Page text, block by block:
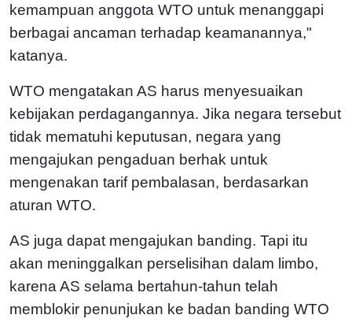
kemampuan anggota WTO untuk menanggapi
berbagai ancaman terhadap keamanannya,"
katanya.
WTO mengatakan AS harus menyesuaikan
kebijakan perdagangannya. Jika negara tersebut
tidak mematuhi keputusan, negara yang
mengajukan pengaduan berhak untuk
mengenakan tarif pembalasan, berdasarkan
aturan WTO.
AS juga dapat mengajukan banding. Tapi itu
akan meninggalkan perselisihan dalam limbo,
karena AS selama bertahun-tahun telah
memblokir penunjukan ke badan banding WTO